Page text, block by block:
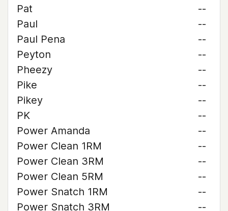
Pat
--
Paul
--
Paul Pena
--
Peyton
--
Pheezy
--
Pike
--
Pikey
--
PK
--
Power Amanda
--
Power Clean 1RM
--
Power Clean 3RM
--
Power Clean 5RM
--
Power Snatch 1RM
--
Power Snatch 3RM
--